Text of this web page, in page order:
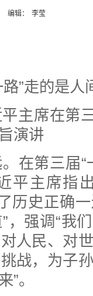
编辑： 李莹
”走的是人
主席在第
演讲
第三届“
平主席指
历史正确
，强调“我
人民、对
战，为子
。